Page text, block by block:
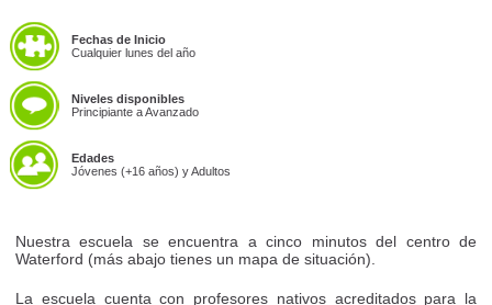
Fechas de Inicio
Cualquier lunes del año
Niveles disponibles
Principiante a Avanzado
Edades
Jóvenes (+16 años) y Adultos
Nuestra escuela se encuentra a cinco minutos del centro de
Waterford (más abajo tienes un mapa de situación).
La escuela cuenta con profesores nativos acreditados para la